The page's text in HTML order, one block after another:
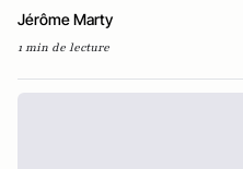
Jérôme Marty
1 min de lecture